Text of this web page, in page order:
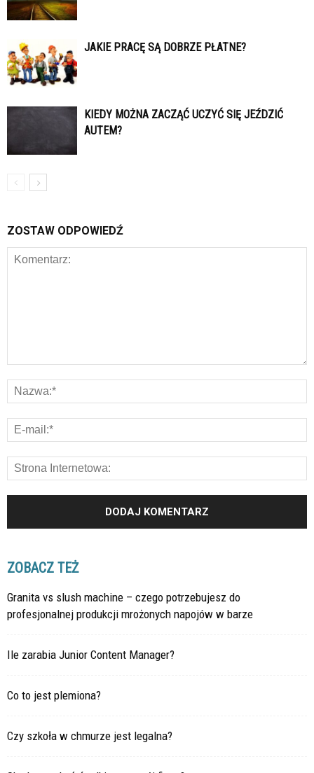
JAKIE PRACĘ SĄ DOBRZE PŁATNE?
KIEDY MOŻNA ZACZĄĆ UCZYĆ SIĘ JEŹDZIĆ
AUTEM?
ZOSTAW ODPOWIEDŹ
ZOBACZ TEŻ
Granita vs slush machine – czego potrzebujesz do
profesjonalnej produkcji mrożonych napojów w barze
Ile zarabia Junior Content Manager?
Co to jest plemiona?
Czy szkoła w chmurze jest legalna?